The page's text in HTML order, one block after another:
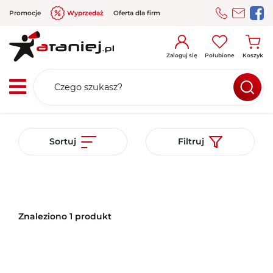
Promocje Wyprzedaż Oferta dla firm
Zaloguj się Polubione Koszyk
Sortuj Filtruj
Znaleziono 1 produkt